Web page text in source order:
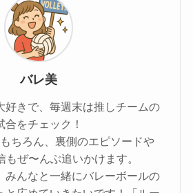
バレ美
好きで、毎週末は推しチームの
合をチェック！
ちろん、裏側のエピソードや
もぜ〜んぶ追いかけます。
みんなと一緒にバレーボールの